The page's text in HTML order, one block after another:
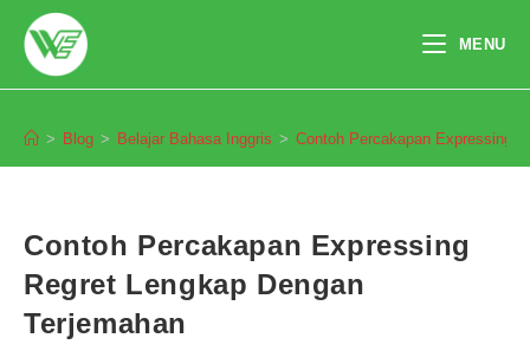
content
MENU
> Blog > Belajar Bahasa Inggris > Contoh Percakapan Expressing
Contoh Percakapan Expressing
Regret Lengkap Dengan
Terjemahan